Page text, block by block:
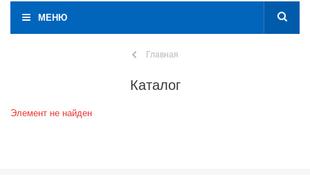
МЕНЮ
Главная
Каталог
Элемент не найден